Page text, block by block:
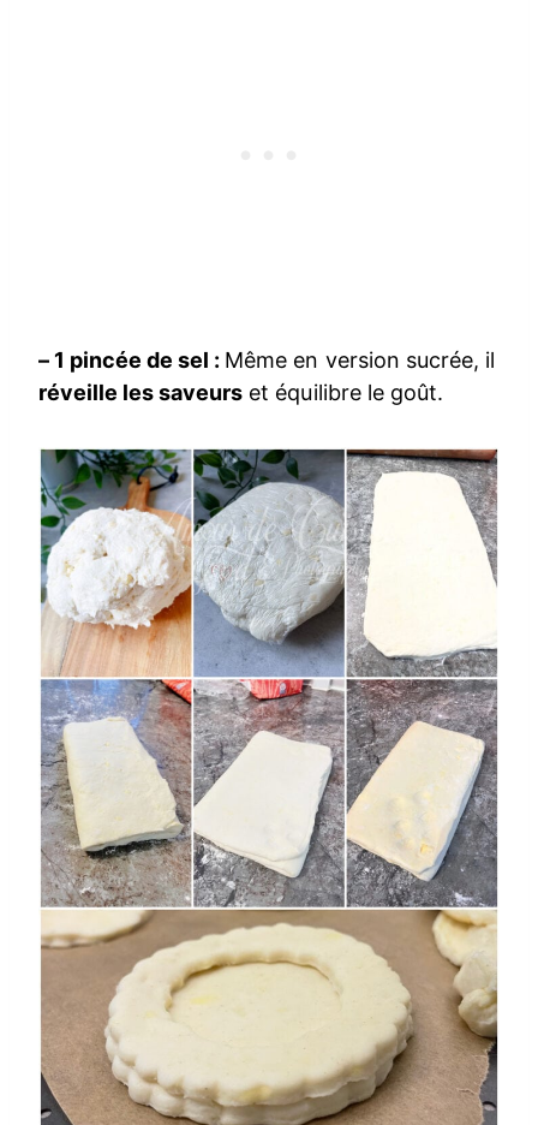
– 1 pincée de sel : Même en version sucrée, il
réveille les saveurs et équilibre le goût.